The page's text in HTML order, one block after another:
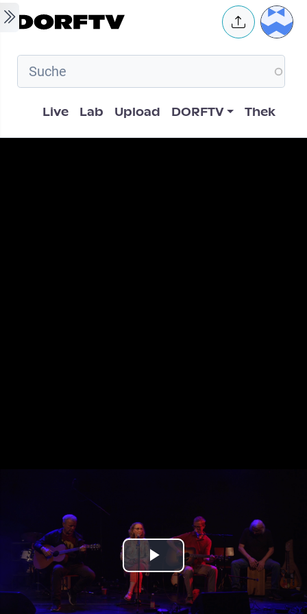
Skip to main content User
Hauptnavigation
Live Lab Upload DORFTV Thek
Play
Video